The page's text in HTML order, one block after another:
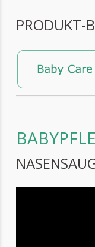
PRODUKT-